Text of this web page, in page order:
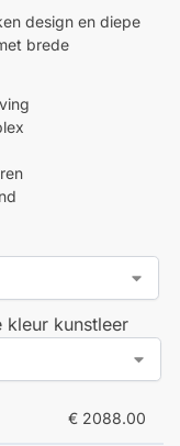
design en diepe
brede
kleur kunstleer
€ 2088.00